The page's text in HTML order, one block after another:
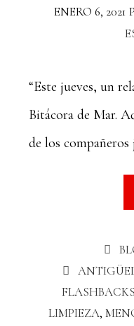
ENERO 6, 2021
“Este jueves, un
Bitácora de Mar.
de los
FLASHBACKS
LIMPIEZA,